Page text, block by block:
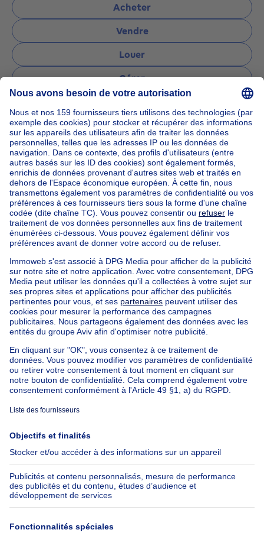
Acheter
Vendre
Louer
Gérer
Accueil
Agences immobilières
Agences immobilières à Ixelles
Address Real Estate
Nos maisons hors de la Belgique
Maison à vendre France
Maison à vendre Espagne
Maison à vendre Italie
Maison à vendre Luxembourg
Maison à vendre Pays-bas
Nos biens pas chèrsMaison à vendre pas cher
Appartements à louer pas cher
Nos biens à louer avec chambres
Appartement à vendre avec 3 chambres
Maison à vendre avec 3 chambres
Appartement à louer avec 3 chambres
Maison à louer avec 3 chambres
Appartement à louer avec 3 chambres Bruxelles-ville
Immoweb
Presse
Emplois
Groupe Axel Springer
SeLoger.com
Immowelt.de
Belfius
Assurances
Check-list déménagement